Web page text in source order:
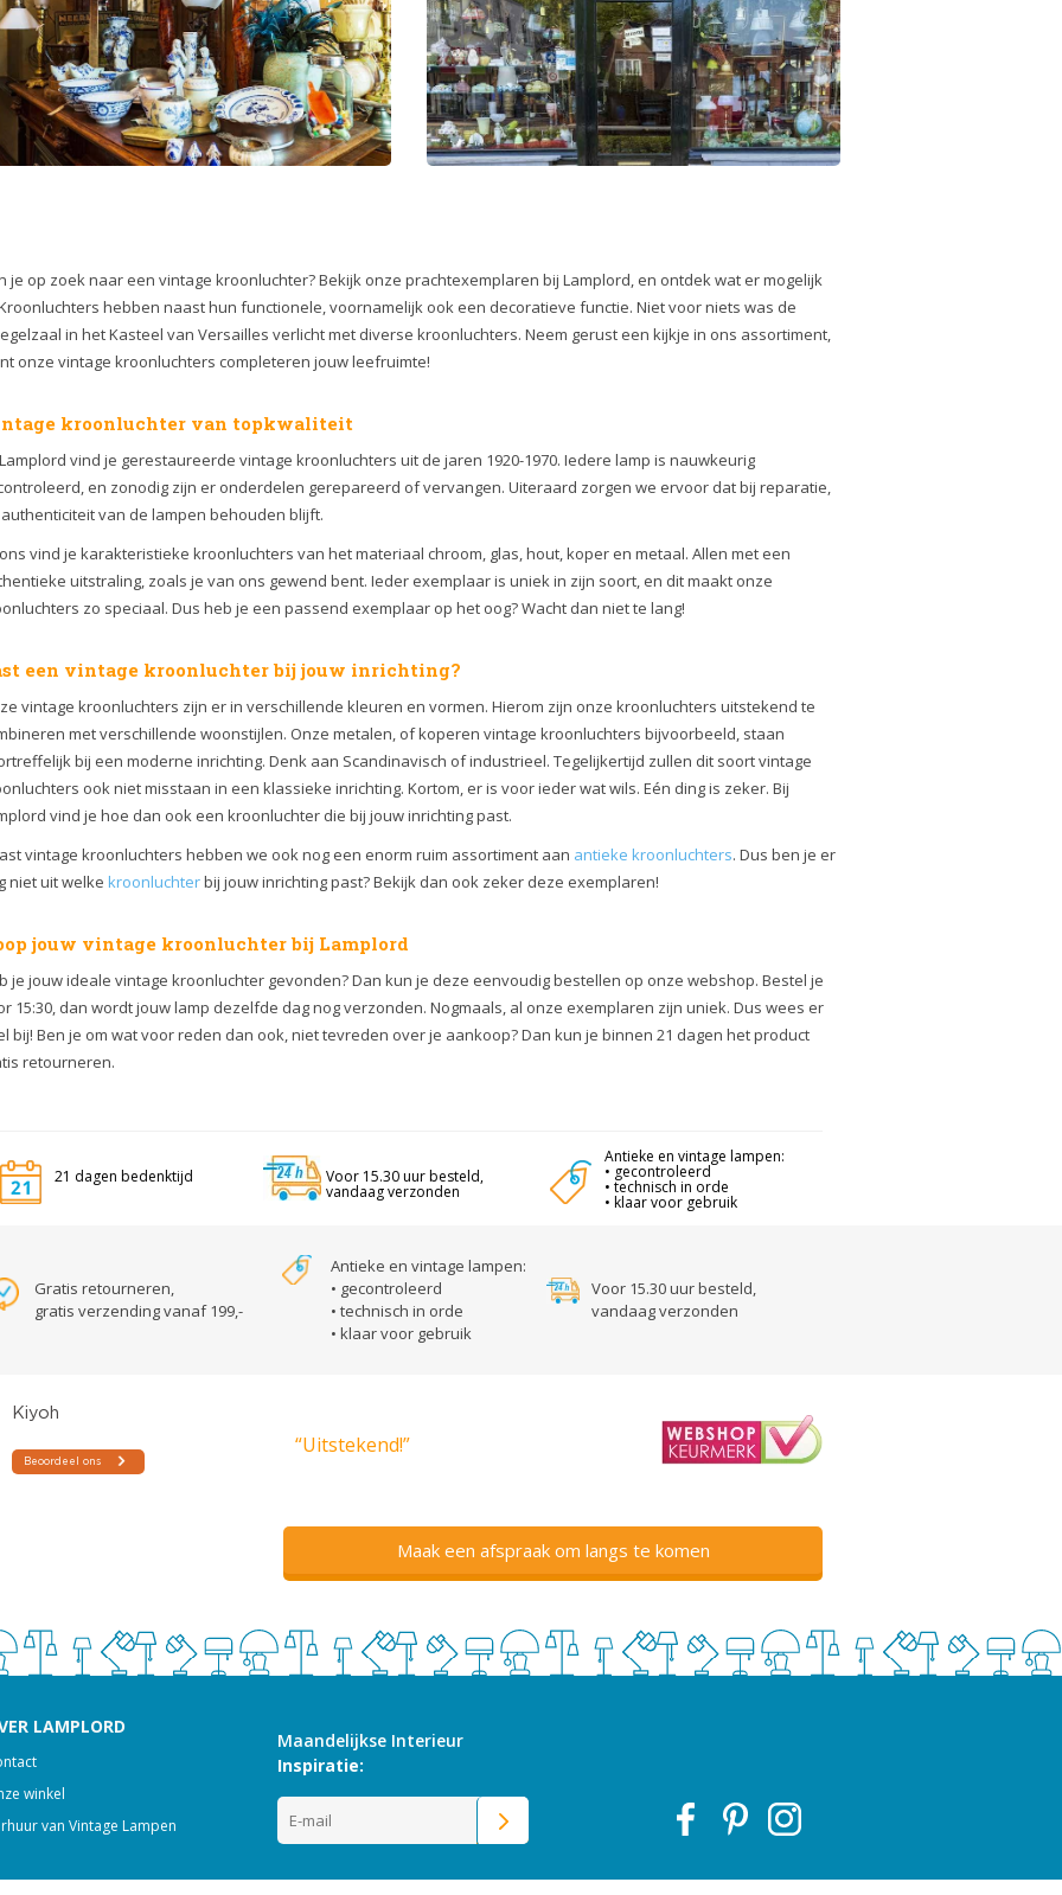
je op zoek naar een vintage kroonluchter? Bekijk onze prachtexemplaren bij Lamplord, en ontdek wat er mogelijk
hebben naast hun functionele, voornamelijk ook een decoratieve functie. Niet voor niets was de
in het Kasteel van Versailles verlicht met diverse kroonluchters. Neem gerust een kijkje in ons assortiment,
onze vintage kroonluchters completeren jouw leefruimte!
kroonluchter van topkwaliteit
vind je gerestaureerde vintage kroonluchters uit de jaren 1920-1970. Iedere lamp is nauwkeurig
en zonodig zijn er onderdelen gerepareerd of vervangen. Uiteraard zorgen we ervoor dat bij reparatie,
van de lampen behouden blijft.
vind je karakteristieke kroonluchters van het materiaal chroom, glas, hout, koper en metaal. Allen met een
uitstraling, zoals je van ons gewend bent. Ieder exemplaar is uniek in zijn soort, en dit maakt onze
zo speciaal. Dus heb je een passend exemplaar op het oog? Wacht dan niet te lang!
een vintage kroonluchter bij jouw inrichting?
vintage kroonluchters zijn er in verschillende kleuren en vormen. Hierom zijn onze kroonluchters uitstekend te
met verschillende woonstijlen. Onze metalen, of koperen vintage kroonluchters bijvoorbeeld, staan
bij een moderne inrichting. Denk aan Scandinavisch of industrieel. Tegelijkertijd zullen dit soort vintage
ook niet misstaan in een klassieke inrichting. Kortom, er is voor ieder wat wils. Eén ding is zeker. Bij
vind je hoe dan ook een kroonluchter die bij jouw inrichting past.
vintage kroonluchters hebben we ook nog een enorm ruim assortiment aan antieke kroonluchters. Dus ben je er
niet uit welke kroonluchterbij jouw inrichting past? Bekijk dan ook zeker deze exemplaren!
jouw vintage kroonluchter bij Lamplord
je jouw ideale vintage kroonluchter gevonden? Dan kun je deze eenvoudig bestellen op onze webshop. Bestel je
15:30, dan wordt jouw lamp dezelfde dag nog verzonden. Nogmaals, al onze exemplaren zijn uniek. Dus wees er
bij! Ben je om wat voor reden dan ook, niet tevreden over je aankoop? Dan kun je binnen 21 dagen het product
retourneren.
21 dagen bedenktijd Voor 15.30 uur besteld,
vandaag verzonden
Antieke en vintage lampen:
• gecontroleerd
• technisch in orde
• klaar voor gebruik
Gratis retourneren,
gratis verzending vanaf 199,-
Antieke en vintage lampen:
• gecontroleerd
• technisch in orde
• klaar voor gebruik
Voor 15.30 uur besteld,
vandaag verzonden
“Uitstekend!”
Maak een afspraak om langs te komen
LAMPLORD
winkel
van Vintage Lampen
Maandelijkse Interieur
Inspiratie: